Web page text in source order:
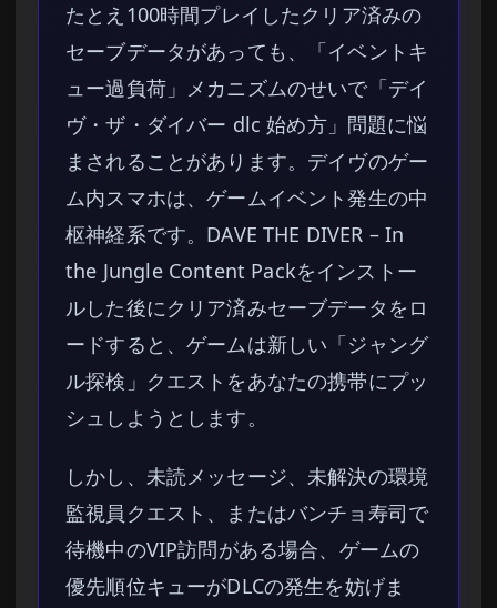
たとえ100時間プレイしたクリア済みの
セーブデータがあっても、「イベントキ
ュー過負荷」メカニズムのせいで「デイ
ヴ・ザ・ダイバー dlc 始め方」問題に悩
まされることがあります。デイヴのゲー
ム内スマホは、ゲームイベント発生の中
枢神経系です。DAVE THE DIVER – In
the Jungle Content Packをインストー
ルした後にクリア済みセーブデータをロ
ードすると、ゲームは新しい「ジャング
ル探検」クエストをあなたの携帯にプッ
シュしようとします。
しかし、未読メッセージ、未解決の環境
監視員クエスト、またはバンチョ寿司で
待機中のVIP訪問がある場合、ゲームの
優先順位キューがDLCの発生を妨げま